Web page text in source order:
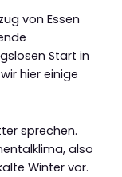
von Essen
Start in
hier einige
sprechen.
also
Winter vor.